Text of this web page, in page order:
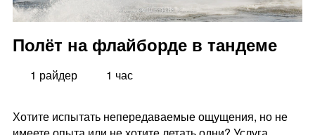
Полёт на флайборде в тандеме
1 райдер 1 час
Хотите испытать непередаваемые ощущения, но не